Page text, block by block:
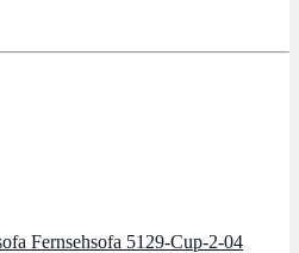
Fernsehsofa 5129-Cup-2-04